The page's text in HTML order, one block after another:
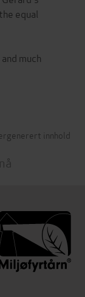
equal
much
innhold